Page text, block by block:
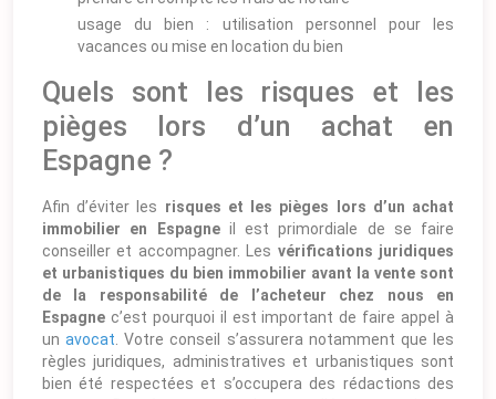
usage du bien : utilisation personnel pour les
vacances ou mise en location du bien
Quels sont les risques et les
pièges lors d’un achat en
Espagne ?
Afin d’éviter les risques et les pièges lors d’un achat
immobilier en Espagneil est primordiale de se faire
conseiller et accompagner. Les vérifications juridiques
et urbanistiques du bien immobilier avant la vente sont
de la responsabilité de l’acheteur chez nous en
Espagne c’est pourquoi il est important de faire appel à
unavocat. Votre conseil s’assurera notamment que les
règles juridiques, administratives et urbanistiques sont
bien été respectées et s’occupera des rédactions des